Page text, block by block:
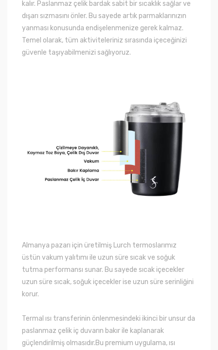
kalır. Paslanmaz çelik bardak sabit bir sıcaklık sağlar ve
dışarı sızmasını önler. Bu sayede artık parmaklarınızın
yanması konusunda endişelenmenize gerek kalmaz.
Temel olarak, tüm aktiviteleriniz sırasında içeceğinizi
güvenle taşıyabilmenizi sağlıyoruz.
Almanya pazarı için üretilmiş Lurch termoslarımız
üstün vakum yalıtımı ile uzun süre sıcak ve soğuk
tutma performansı sunar. Bu sayede sıcak içecekler
uzun süre sıcak, soğuk içecekler ise uzun süre serinliğini
korur.
Termal ısı transferinin önlenmesindeki ikinci bir unsur da
paslanmaz çelik iç duvarın bakır ile kaplanarak
güçlendirilmiş olmasıdır.Bu premium uygulama, ısı